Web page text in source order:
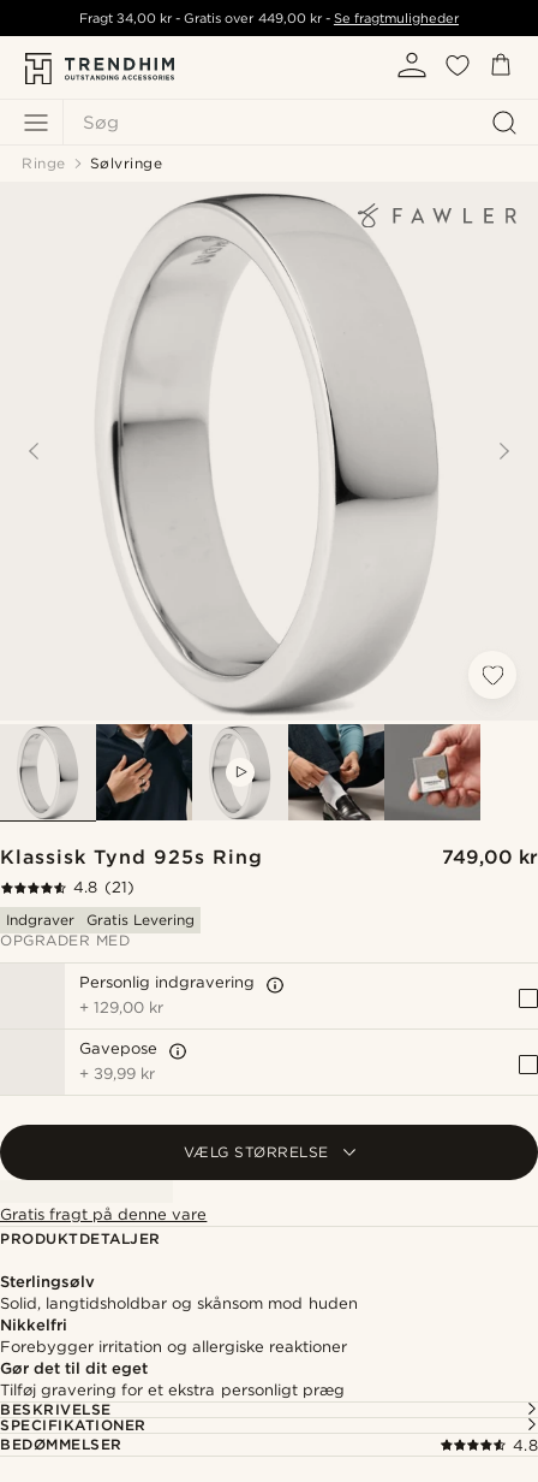
Søg
Fragt34,00 kr - Gratis over 449,00 kr- Se fragtmuligheder
Ringe Sølvringe
VIDEO
Klassisk Tynd 925s Ring 749,00 kr
4.8 (21)
Indgraver
Gratis Levering
OPGRADER MED
Personlig indgravering
+129,00 kr
Gavepose
+ 39,99 kr
VÆLG STØRRELSE
Gratis fragt på denne vare
PRODUKTDETALJER
Sterlingsølv
Solid, langtidsholdbar og skånsom mod huden
Nikkelfri
Forebygger irritation og allergiske reaktioner
Gør det til dit eget
Tilføj gravering for et ekstra personligt præg
BESKRIVELSE
SPECIFIKATIONER
BEDØMMELSER
4.8